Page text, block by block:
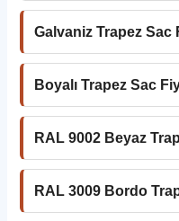
Galvaniz Trapez Sac
Boyalı Trapez Sac
RAL 9002 Beyaz
RAL 3009 Bordo